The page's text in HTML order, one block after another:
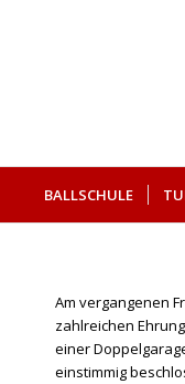
BALLSCHULE
Am vergangenen
zahlreichen
einer
einstimmig